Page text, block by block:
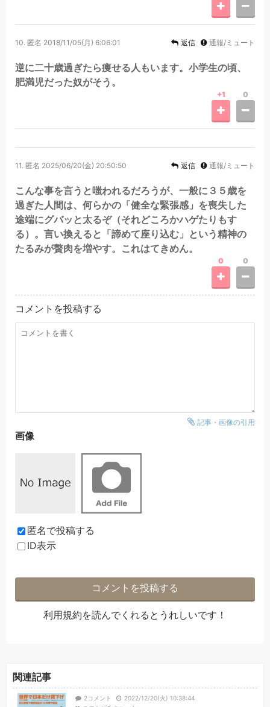
10. 匿名 2018/11/05(月) 6:06:01 返信 通報/ミュート
逆に二十歳過ぎたら痩せる人もいます。小学生の頃、
肥満児だった奴がそう。
+1 0
11. 匿名 2025/06/20(金) 20:50:50 返信 通報/ミュート
こんな事を言うと嗤われるだろうが、一般に３５歳を
過ぎた人間は、何らかの「健全な緊張感」を喪失した
途端にグバッと太るぞ（それどころかハゲたりもす
る）。言い換えると「諦めて座り込む」という精神の
たるみが贅肉を増やす。これはてきめん。
0 0
コメントを投稿する
記事・画像の引用
画像
匿名で投稿する
ID表示
利用規約を読んでくれるとうれしいです！
関連記事
2コメント
2022/12/20(火) 10:38:44